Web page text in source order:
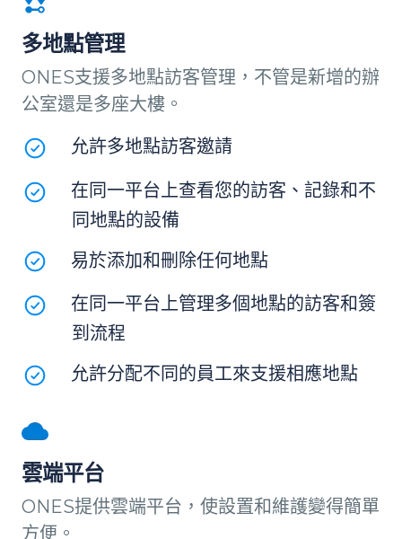
多地點管理
ONES支援多地點訪客管理，不管是新增的辦
公室還是多座大樓。
允許多地點訪客邀請
在同一平台上查看您的訪客、記錄和不
同地點的設備
易於添加和刪除任何地點
在同一平台上管理多個地點的訪客和簽
到流程
允許分配不同的員工來支援相應地點
雲端平台
ONES提供雲端平台，使設置和維護變得簡單
方便。